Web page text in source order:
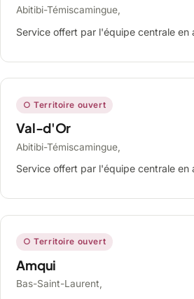
Abitibi-Témiscamingue,
Service offert par l'équipe centrale
○ Territoire ouvert
Val-d'Or
Abitibi-Témiscamingue,
Service offert par l'équipe centrale
○ Territoire ouvert
Amqui
Bas-Saint-Laurent,